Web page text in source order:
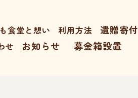
食堂と想い 利用方法 遺贈寄付
せ お知らせ 募金箱設置